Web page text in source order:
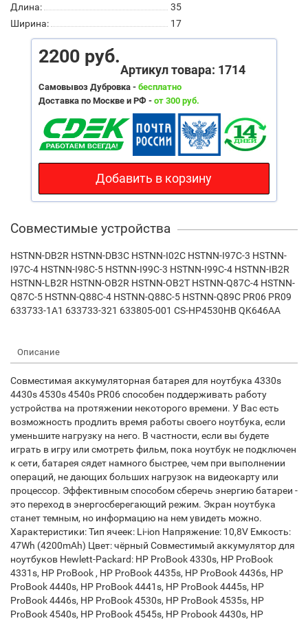
Длина:
35
Ширина:
17
2200 руб.
Артикул товара: 1714
Самовывоз Дубровка - бесплатно
Доставка по Москве и РФ - от 300 руб.
Добавить в корзину
Совместимые устройства
HSTNN-DB2R HSTNN-DB3C HSTNN-I02C HSTNN-I97C-3 HSTNN-
I97C-4 HSTNN-I98C-5 HSTNN-I99C-3 HSTNN-I99C-4 HSTNN-IB2R
HSTNN-LB2R HSTNN-OB2R HSTNN-OB2T HSTNN-Q87C-4 HSTNN-
Q87C-5 HSTNN-Q88C-4 HSTNN-Q88C-5 HSTNN-Q89C PR06 PR09
633733-1A1 633733-321 633805-001 CS-HP4530HB QK646AA
Описание
Совместимая аккумуляторная батарея для ноутбука 4330s
4430s 4530s 4540s PR06 способен поддерживать работу
устройства на протяжении некоторого времени. У Вас есть
возможность продлить время работы своего ноутбука, если
уменьшите нагрузку на него. В частности, если вы будете
играть в игру или смотреть фильм, пока ноутбук не подключен
к сети, батарея сядет намного быстрее, чем при выполнении
операций, не дающих больших нагрузок на видеокарту или
процессор. Эффективным способом сберечь энергию батареи -
это переход в энергосберегающий режим. Экран ноутбука
станет темным, но информацию на нем увидеть можно.
Характеристики: Тип ячеек: Li-ion Напряжение: 10,8V Емкость:
47Wh (4200mAh) Цвет: чёрный Совместимый аккумулятор для
ноутбуков Hewlett-Packard: HP ProBook 4330s, HP ProBook
4331s, HP ProBook , HP ProBook 4435s, HP ProBook 4436s, HP
ProBook 4440s, HP ProBook 4441s, HP ProBook 4445s, HP
ProBook 4446s, HP ProBook 4530s, HP ProBook 4535s, HP
ProBook 4540s, HP ProBook 4545s, HP Probook 4430s, HP